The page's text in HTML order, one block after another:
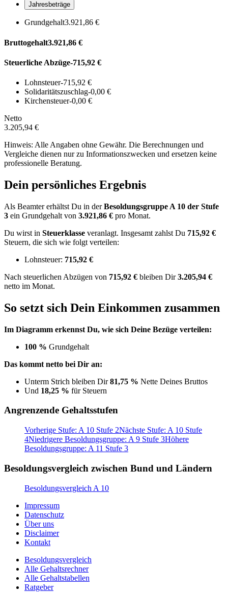
Jahresbeträge
Grundgehalt3.921,86 €
Bruttogehalt3.921,86 €
Steuerliche Abzüge-715,92 €
Lohnsteuer-715,92 €
Solidaritätszuschlag-0,00 €
Kirchensteuer-0,00 €
Netto
3.205,94 €
Hinweis: Alle Angaben ohne Gewähr. Die Berechnungen und
Vergleiche dienen nur zu Informationszwecken und ersetzen keine
professionelle Beratung.
Dein persönliches Ergebnis
Als Beamter erhältst Du in derBesoldungsgruppe A 10 der Stufe
3 ein Grundgehalt von 3.921,86 € pro Monat.
Du wirst in Steuerklasse veranlagt. Insgesamt zahlst Du 715,92 €
Steuern, die sich wie folgt verteilen:
Lohnsteuer: 715,92 €
Nach steuerlichen Abzügen von 715,92 € bleiben Dir3.205,94 €
netto im Monat.
So setzt sich Dein Einkommen zusammen
Im Diagramm erkennst Du, wie sich Deine Bezüge verteilen:
100 % Grundgehalt
Das kommt netto bei Dir an:
Unterm Strich bleiben Dir81,75 % Nette Deines Bruttos
Und 18,25 % für Steuern
Angrenzende Gehaltsstufen
Vorherige Stufe: A 10 Stufe 2Nächste Stufe: A 10 Stufe
4Niedrigere Besoldungsgruppe: A 9 Stufe 3Höhere
Besoldungsgruppe: A 11 Stufe 3
Besoldungsvergleich zwischen Bund und Ländern
Besoldungsvergleich A 10
Impressum
Datenschutz
Über uns
Disclaimer
Kontakt
Besoldungsvergleich
Alle Gehaltsrechner
Alle Gehaltstabellen
Ratgeber